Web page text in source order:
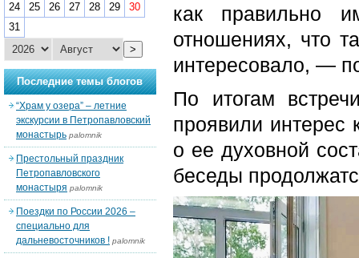
как правильно
отношениях, что
интересовало, —
По итогам
проявили интерес
о ее духовной
беседы
24
25 26 27 28 29
30
31
>
Последние темы блогов
“Храм у озера” – летние
экскурсии в Петропавловский
монастырь palomnik
Престольный праздник
Петропавловского
монастыря palomnik
Поездки по России 2026 –
специально для
дальневосточников ! palomnik